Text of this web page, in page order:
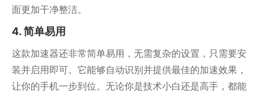
面更加干净整洁。
4. 简单易用
这款加速器还非常简单易用，无需复杂的设置，只需要安
装并启用即可。它能够自动识别并提供最佳的加速效果，
让你的手机一步到位。无论你是技术小白还是高手，都能